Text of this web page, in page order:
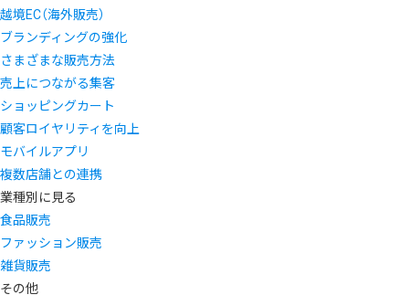
越境EC（海外販売）
ブランディングの強化
さまざまな販売方法
売上につながる集客
ショッピングカート
顧客ロイヤリティを向上
モバイルアプリ
複数店舗との連携
業種別に見る
食品販売
ファッション販売
雑貨販売
その他